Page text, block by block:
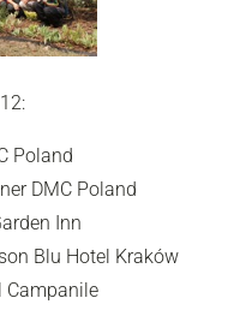
Poland
DMC Poland
Inn
Blu Hotel Kraków
Campanile